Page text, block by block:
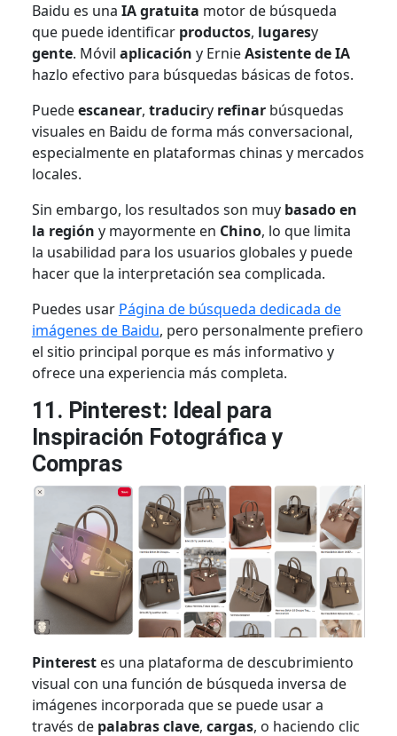
Baidu es una IA gratuita motor de búsqueda
que puede identificar productos, lugaresy
gente. Móvil aplicación y ErnieAsistente de IA
hazlo efectivo para búsquedas básicas de fotos.
Puedeescanear, traduciry refinar búsquedas
visuales en Baidu de forma más conversacional,
especialmente en plataformas chinas y mercados
locales.
Sin embargo, los resultados son muybasado en
la región y mayormente en Chino, lo que limita
la usabilidad para los usuarios globales y puede
hacer que la interpretación sea complicada.
Puedes usar Página de búsqueda dedicada de
imágenes de Baidu, pero personalmente prefiero
el sitio principal porque es más informativo y
ofrece una experiencia más completa.
11. Pinterest: Ideal para
Inspiración Fotográfica y
Compras
Pinterestes una plataforma de descubrimiento
visual con una función de búsqueda inversa de
imágenes incorporada que se puede usar a
través de palabras clave, cargas, o haciendo clic